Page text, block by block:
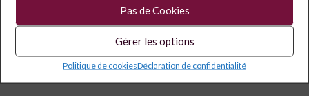
Pas de Cookies
Gérer les options
Politique de cookiesDéclaration de confidentialité
Description